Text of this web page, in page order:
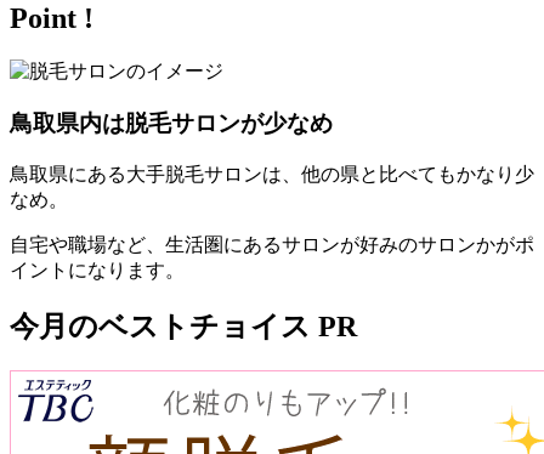
Point !
鳥取県内は脱毛サロンが少なめ
鳥取県にある大手脱毛サロンは、他の県と比べてもかなり少
なめ。
自宅や職場など、生活圏にあるサロンが好みのサロンかがポ
イントになります。
今月のベストチョイス PR